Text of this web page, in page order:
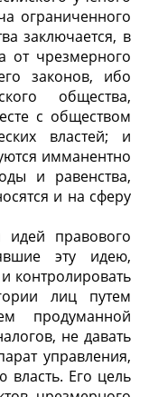
ограниченного
заключается, в
от чрезмерного
законов, ибо
общества,
с обществом
властей; и
имманентно
и равенства,
и на сферу
правового
эту идею,
контролировать
лиц путем
продуманной
не давать
управления,
власть. Его цель